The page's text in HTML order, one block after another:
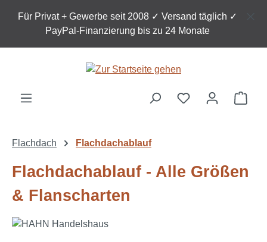
Zum Hauptinhalt springen
Für Privat + Gewerbe seit 2008 ✓ Versand täglich ✓
PayPal-Finanzierung bis zu 24 Monate
Flachdach Flachdachablauf
Flachdachablauf - Alle Größen
& Flanscharten